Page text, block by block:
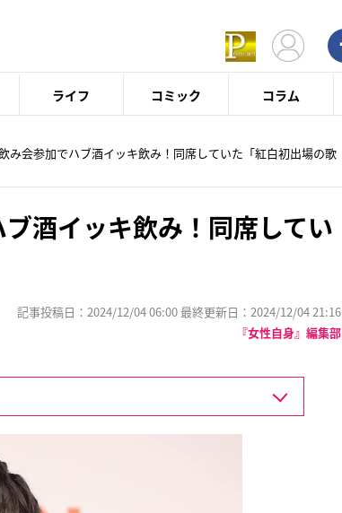
ライフ コミック コラム
会参加でハブ酒イッキ飲み！同席していた「紅白初出場の歌
酒イッキ飲み！同席してい
記事投稿日：2024/12/04 06:00 最終更新日：2024/12/04 21:16
『女性自身』編集部